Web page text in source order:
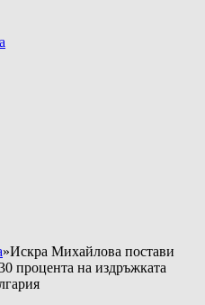
»Искра Михайлова постави
процента на издръжката